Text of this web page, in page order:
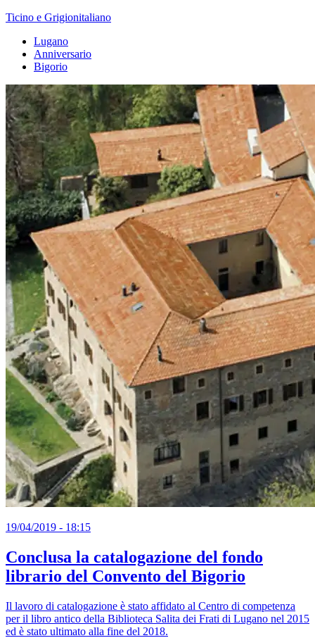
Ticino e Grigionitaliano
Lugano
Anniversario
Bigorio
19/04/2019 - 18:15
Conclusa la catalogazione del fondo
librario del Convento del Bigorio
Il lavoro di catalogazione è stato affidato al Centro di competenza
per il libro antico della Biblioteca Salita dei Frati di Lugano nel 2015
ed è stato ultimato alla fine del 2018.